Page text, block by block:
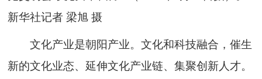
新华社记者 梁旭 摄
文化产业是朝阳产业。文化和科技融合，催生
新的文化业态、延伸文化产业链、集聚创新人才。